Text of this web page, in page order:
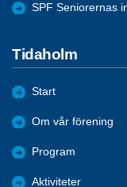
SPF Seniorernas
Tidaholm
Start
Om vår förening
Program
Aktiviteter